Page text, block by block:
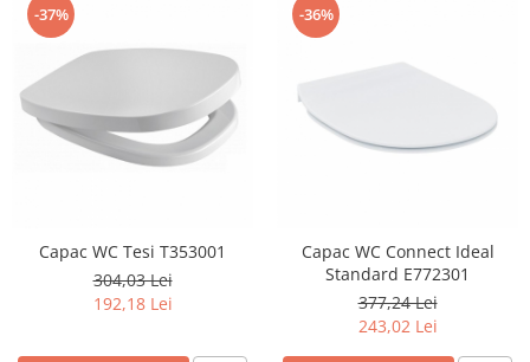
-37%
Capac WC Tesi T353001
304,03 Lei
192,18 Lei
-36%
Capac WC Connect Ideal
Standard E772301
377,24 Lei
243,02 Lei